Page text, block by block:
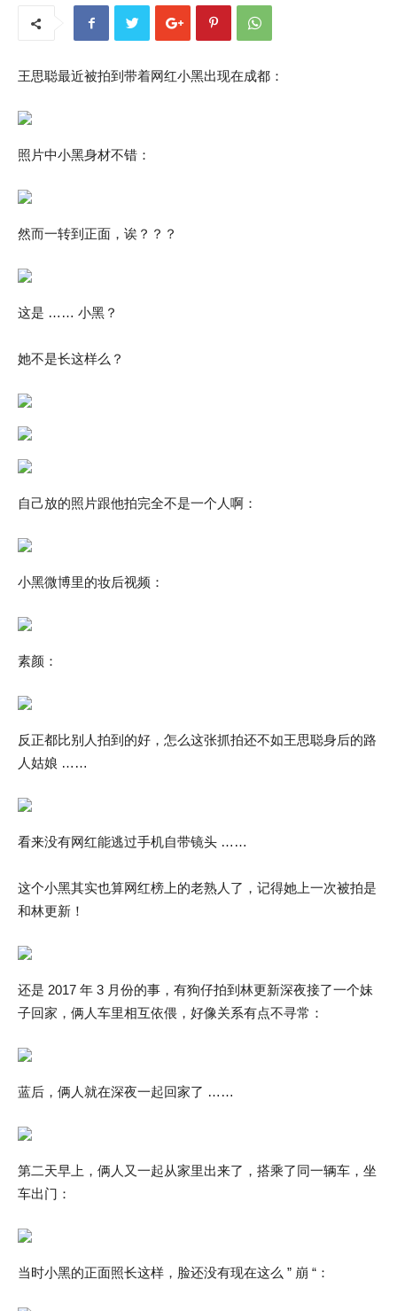
王思聪最近被拍到带着网红小黑出现在成都：
照片中小黑身材不错：
然而一转到正面，诶？？？
这是 …… 小黑？
她不是长这样么？
自己放的照片跟他拍完全不是一个人啊：
小黑微博里的妆后视频：
素颜：
反正都比别人拍到的好，怎么这张抓拍还不如王思聪身后的路
人姑娘 ……
看来没有网红能逃过手机自带镜头 ……
这个小黑其实也算网红榜上的老熟人了，记得她上一次被拍是
和林更新！
还是 2017 年 3 月份的事，有狗仔拍到林更新深夜接了一个妹
子回家，俩人车里相互依偎，好像关系有点不寻常：
蓝后，俩人就在深夜一起回家了 ……
第二天早上，俩人又一起从家里出来了，搭乘了同一辆车，坐
车出门：
当时小黑的正面照长这样，脸还没有现在这么 ” 崩 “：